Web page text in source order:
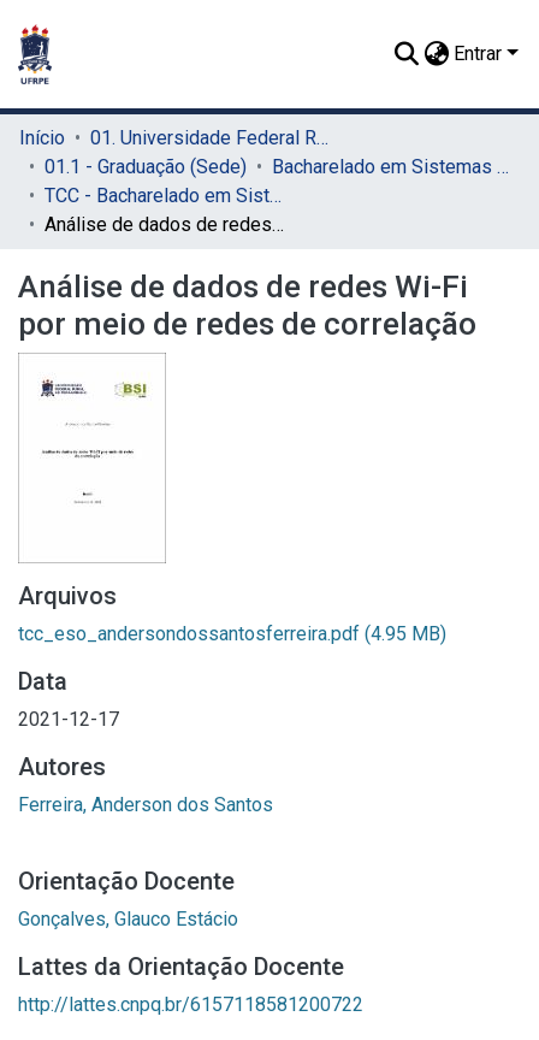
Entrar
Início
01. Universidade Federal Rural de Pernambuco - UFRPE (Sede)
01.1 - Graduação (Sede)
Bacharelado em Sistemas de Informação (Sede)
TCC - Bacharelado em Sistemas da Informação (Sede)
Análise de dados de redes Wi-Fi por meio de redes de correlação
Análise de dados de redes Wi-Fi
por meio de redes de correlação
Arquivos
tcc_eso_andersondossantosferreira.pdf (4.95 MB)
Data
2021-12-17
Autores
Ferreira, Anderson dos Santos
Orientação Docente
Gonçalves, Glauco Estácio
Lattes da Orientação Docente
http://lattes.cnpq.br/6157118581200722